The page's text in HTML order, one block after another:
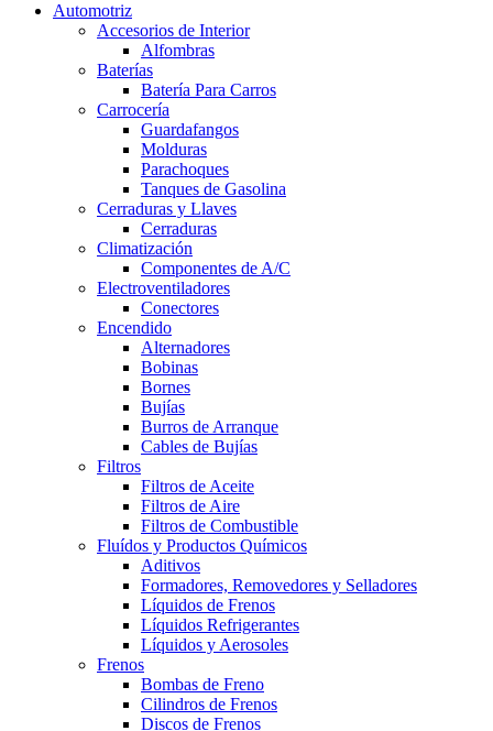
Automotriz
Accesorios de Interior
Alfombras
Baterías
Batería Para Carros
Carrocería
Guardafangos
Molduras
Parachoques
Tanques de Gasolina
Cerraduras y Llaves
Cerraduras
Climatización
Componentes de A/C
Electroventiladores
Conectores
Encendido
Alternadores
Bobinas
Bornes
Bujías
Burros de Arranque
Cables de Bujías
Filtros
Filtros de Aceite
Filtros de Aire
Filtros de Combustible
Fluídos y Productos Químicos
Aditivos
Formadores, Removedores y Selladores
Líquidos de Frenos
Líquidos Refrigerantes
Líquidos y Aerosoles
Frenos
Bombas de Freno
Cilindros de Frenos
Discos de Frenos